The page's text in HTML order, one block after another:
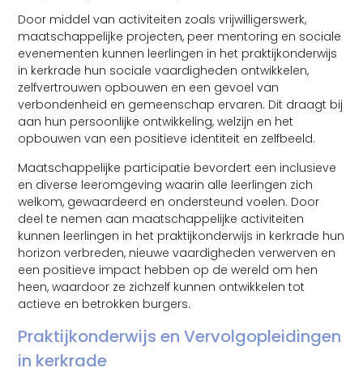
Door middel van activiteiten zoals vrijwilligerswerk,
maatschappelijke projecten, peer mentoring en sociale
evenementen kunnen leerlingen in het praktijkonderwijs
in kerkrade hun sociale vaardigheden ontwikkelen,
zelfvertrouwen opbouwen en een gevoel van
verbondenheid en gemeenschap ervaren. Dit draagt bij
aan hun persoonlijke ontwikkeling, welzijn en het
opbouwen van een positieve identiteit en zelfbeeld.
Maatschappelijke participatie bevordert een inclusieve
en diverse leeromgeving waarin alle leerlingen zich
welkom, gewaardeerd en ondersteund voelen. Door
deel te nemen aan maatschappelijke activiteiten
kunnen leerlingen in het praktijkonderwijs in kerkrade hun
horizon verbreden, nieuwe vaardigheden verwerven en
een positieve impact hebben op de wereld om hen
heen, waardoor ze zichzelf kunnen ontwikkelen tot
actieve en betrokken burgers.
Praktijkonderwijs en Vervolgopleidingen
in kerkrade